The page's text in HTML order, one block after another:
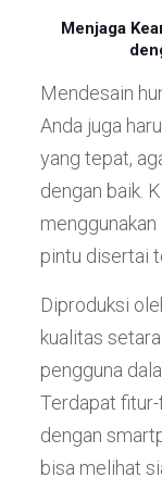
Menjaga
Mendesain
Anda juga
yang tepat,
dengan baik.
pintu disertai
Diproduksi
kualitas
pengguna
Terdapat
dengan
bisa melihat